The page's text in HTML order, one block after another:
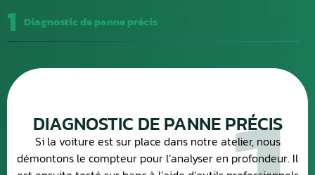
1 Diagnostic de panne précis
DIAGNOSTIC DE PANNE PRÉCIS
Si la voiture est sur place dans notre atelier, nous
démontons le compteur pour l’analyser en profondeur. Il